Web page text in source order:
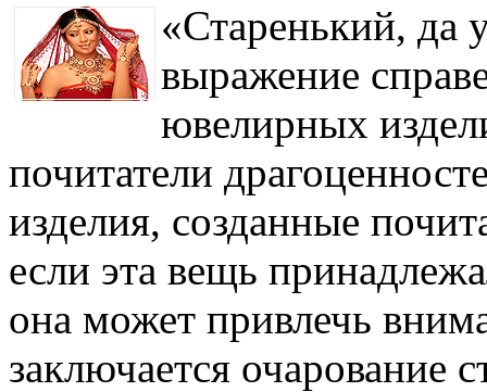
«Старенький, да
выражение
ювелирных
почитатели
изделия, созданные
если эта вещь
она может привлечь
заключается очарование